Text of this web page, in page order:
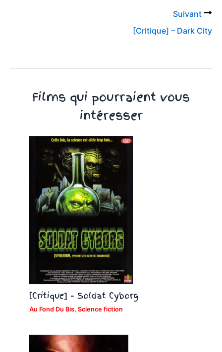
Suivant
[Critique] – Dark City
Films qui pourraient vous
intéresser
[Critique] – Soldat Cyborg
Au Fond Du Bis, Science fiction